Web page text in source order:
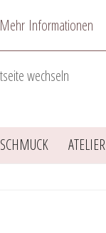
Mehr Informationen
SCHMUCK ATELIER